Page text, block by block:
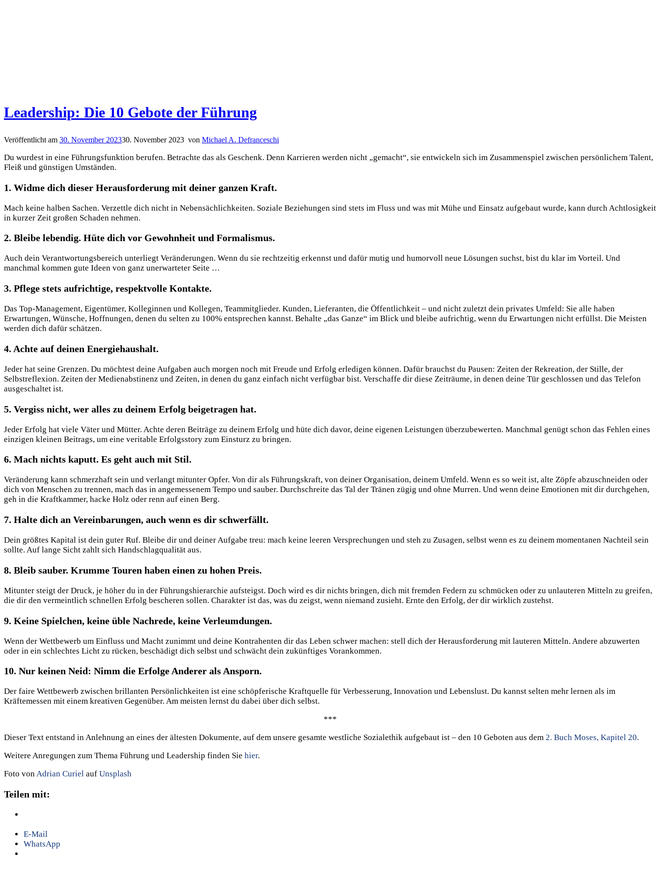
Leadership: Die 10 Gebote der Führung
Veröffentlicht am 30. November 202330. November 2023 von Michael A. Defranceschi
Du wurdest in eine Führungsfunktion berufen. Betrachte das als Geschenk. Denn Karrieren werden nicht „gemacht“, sie entwickeln sich im Zusammenspiel zwischen persönlichem Talent,
Fleiß und günstigen Umständen.
1. Widme dich dieser Herausforderung mit deiner ganzen Kraft.
Mach keine halben Sachen. Verzettle dich nicht in Nebensächlichkeiten. Soziale Beziehungen sind stets im Fluss und was mit Mühe und Einsatz aufgebaut wurde, kann durch Achtlosigkeit
in kurzer Zeit großen Schaden nehmen.
2. Bleibe lebendig. Hüte dich vor Gewohnheit und Formalismus.
Auch dein Verantwortungsbereich unterliegt Veränderungen. Wenn du sie rechtzeitig erkennst und dafür mutig und humorvoll neue Lösungen suchst, bist du klar im Vorteil. Und
manchmal kommen gute Ideen von ganz unerwarteter Seite …
3. Pflege stets aufrichtige, respektvolle Kontakte.
Das Top-Management, Eigentümer, Kolleginnen und Kollegen, Teammitglieder. Kunden, Lieferanten, die Öffentlichkeit – und nicht zuletzt dein privates Umfeld: Sie alle haben
Erwartungen, Wünsche, Hoffnungen, denen du selten zu 100% entsprechen kannst. Behalte „das Ganze“ im Blick und bleibe aufrichtig, wenn du Erwartungen nicht erfüllst. Die Meisten
werden dich dafür schätzen.
4. Achte auf deinen Energiehaushalt.
Jeder hat seine Grenzen. Du möchtest deine Aufgaben auch morgen noch mit Freude und Erfolg erledigen können. Dafür brauchst du Pausen: Zeiten der Rekreation, der Stille, der
Selbstreflexion. Zeiten der Medienabstinenz und Zeiten, in denen du ganz einfach nicht verfügbar bist. Verschaffe dir diese Zeiträume, in denen deine Tür geschlossen und das Telefon
ausgeschaltet ist.
5. Vergiss nicht, wer alles zu deinem Erfolg beigetragen hat.
Jeder Erfolg hat viele Väter und Mütter. Achte deren Beiträge zu deinem Erfolg und hüte dich davor, deine eigenen Leistungen überzubewerten. Manchmal genügt schon das Fehlen eines
einzigen kleinen Beitrags, um eine veritable Erfolgsstory zum Einsturz zu bringen.
6. Mach nichts kaputt. Es geht auch mit Stil.
Veränderung kann schmerzhaft sein und verlangt mitunter Opfer. Von dir als Führungskraft, von deiner Organisation, deinem Umfeld. Wenn es so weit ist, alte Zöpfe abzuschneiden oder
dich von Menschen zu trennen, mach das in angemessenem Tempo und sauber. Durchschreite das Tal der Tränen zügig und ohne Murren. Und wenn deine Emotionen mit dir durchgehen,
geh in die Kraftkammer, hacke Holz oder renn auf einen Berg.
7. Halte dich an Vereinbarungen, auch wenn es dir schwerfällt.
Dein größtes Kapital ist dein guter Ruf. Bleibe dir und deiner Aufgabe treu: mach keine leeren Versprechungen und steh zu Zusagen, selbst wenn es zu deinem momentanen Nachteil sein
sollte. Auf lange Sicht zahlt sich Handschlagqualität aus.
8. Bleib sauber. Krumme Touren haben einen zu hohen Preis.
Mitunter steigt der Druck, je höher du in der Führungshierarchie aufsteigst. Doch wird es dir nichts bringen, dich mit fremden Federn zu schmücken oder zu unlauteren Mitteln zu greifen,
die dir den vermeintlich schnellen Erfolg bescheren sollen. Charakter ist das, was du zeigst, wenn niemand zusieht. Ernte den Erfolg, der dir wirklich zustehst.
9. Keine Spielchen, keine üble Nachrede, keine Verleumdungen.
Wenn der Wettbewerb um Einfluss und Macht zunimmt und deine Kontrahenten dir das Leben schwer machen: stell dich der Herausforderung mit lauteren Mitteln. Andere abzuwerten
oder in ein schlechtes Licht zu rücken, beschädigt dich selbst und schwächt dein zukünftiges Vorankommen.
10. Nur keinen Neid: Nimm die Erfolge Anderer als Ansporn.
Der faire Wettbewerb zwischen brillanten Persönlichkeiten ist eine schöpferische Kraftquelle für Verbesserung, Innovation und Lebenslust. Du kannst selten mehr lernen als im
Kräftemessen mit einem kreativen Gegenüber. Am meisten lernst du dabei über dich selbst.
***
Dieser Text entstand in Anlehnung an eines der ältesten Dokumente, auf dem unsere gesamte westliche Sozialethik aufgebaut ist – den 10 Geboten aus dem 2. Buch Moses, Kapitel 20.
Weitere Anregungen zum Thema Führung und Leadership finden Sie hier.
Foto vonAdrian Curiel auf Unsplash
Teilen mit:
E-Mail
WhatsApp